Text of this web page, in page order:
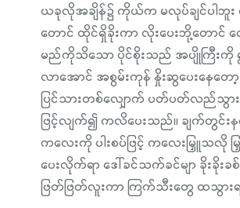
ယခုလိုအချိန်၌ ကိုယ်က မလုပ်ချင်ပါဘူး ပ
တောင် ထိုင်ရှိခိုးကာ လိုးပေးဘို့တောင် တ
မည်ကိုသိသော ပိုင်စိုးသည် အပျိုကြီး
လာအောင် အစွမ်းကုန် နှိုးဆွပေးနေတေ
ပြင်သားတစ်လျှောက် ပတ်ပတ်လည်သွား
ဖြင့်လျက်၍ ကလိပေးသည်။ ချက်တွင်
ကလေးကို ပါးစပ်ဖြင့် ကလေးမြှူသလို မ
ပေးလိုက်ရာ ဒေါ်ခင်သက်ခင်မျာ ခိုးခိုး
ဖြတ်ဖြတ်လူးကာ ကြက်သီးတွေ ထသွာ